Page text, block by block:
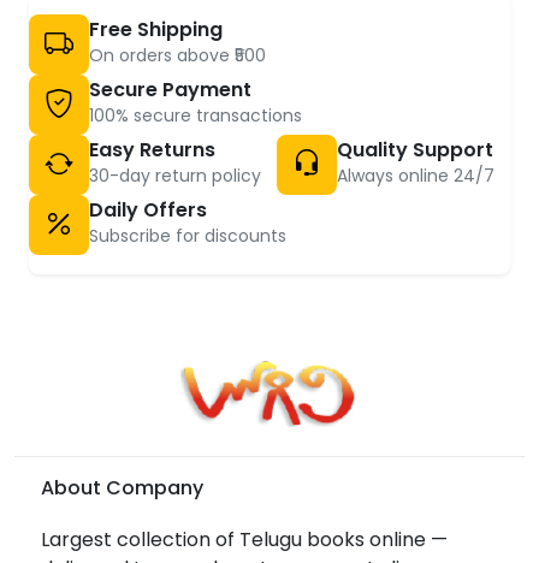
Free Shipping
On orders above ₹500
Secure Payment
100% secure transactions
Easy Returns
30-day return policy
Quality Support
Always online 24/7
Daily Offers
Subscribe for discounts
About Company
Largest collection of Telugu books online —